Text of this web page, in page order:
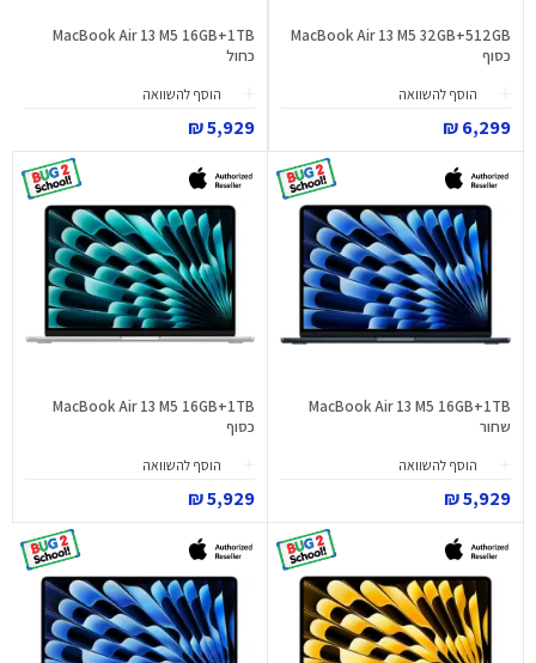
MacBook Air 13 M5 32GB+512GB
כסוף
הוסף להשוואה
6,299 ₪
MacBook Air 13 M5 16GB+1TB
כחול
הוסף להשוואה
5,929 ₪
MacBook Air 13 M5 16GB+1TB
שחור
הוסף להשוואה
5,929 ₪
MacBook Air 13 M5 16GB+1TB
כסוף
הוסף להשוואה
5,929 ₪